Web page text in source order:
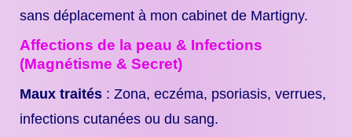
sans déplacement à mon cabinet de Martigny.
Affections de la peau & Infections
(Magnétisme & Secret)
Maux traités : Zona, eczéma, psoriasis, verrues,
infections cutanées ou du sang.